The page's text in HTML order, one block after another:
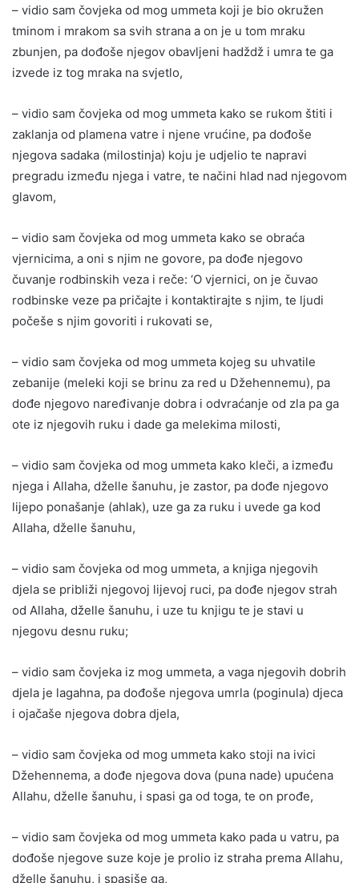
– vidio sam čovjeka od mog ummeta koji je bio okružen
tminom i mrakom sa svih strana a on je u tom mraku
zbunjen, pa dođoše njegov obavljeni hadždž i umra te ga
izvede iz tog mraka na svjetlo,
– vidio sam čovjeka od mog ummeta kako se rukom štiti i
zaklanja od plamena vatre i njene vrućine, pa dođoše
njegova sadaka (milostinja) koju je udjelio te napravi
pregradu između njega i vatre, te načini hlad nad njegovom
glavom,
– vidio sam čovjeka od mog ummeta kako se obraća
vjernicima, a oni s njim ne govore, pa dođe njegovo
čuvanje rodbinskih veza i reče: ‘O vjernici, on je čuvao
rodbinske veze pa pričajte i kontaktirajte s njim, te ljudi
počeše s njim govoriti i rukovati se,
– vidio sam čovjeka od mog ummeta kojeg su uhvatile
zebanije (meleki koji se brinu za red u Džehennemu), pa
dođe njegovo naređivanje dobra i odvraćanje od zla pa ga
ote iz njegovih ruku i dade ga melekima milosti,
– vidio sam čovjeka od mog ummeta kako kleči, a između
njega i Allaha, dželle šanuhu, je zastor, pa dođe njegovo
lijepo ponašanje (ahlak), uze ga za ruku i uvede ga kod
Allaha, dželle šanuhu,
– vidio sam čovjeka od mog ummeta, a knjiga njegovih
djela se približi njegovoj lijevoj ruci, pa dođe njegov strah
od Allaha, dželle šanuhu, i uze tu knjigu te je stavi u
njegovu desnu ruku;
– vidio sam čovjeka iz mog ummeta, a vaga njegovih dobrih
djela je lagahna, pa dođoše njegova umrla (poginula) djeca
i ojačaše njegova dobra djela,
– vidio sam čovjeka od mog ummeta kako stoji na ivici
Džehennema, a dođe njegova dova (puna nade) upućena
Allahu, dželle šanuhu, i spasi ga od toga, te on prođe,
– vidio sam čovjeka od mog ummeta kako pada u vatru, pa
dođoše njegove suze koje je prolio iz straha prema Allahu,
dželle šanuhu, i spasiše ga,